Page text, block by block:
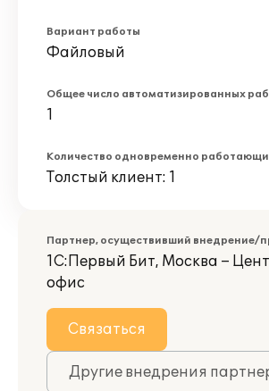
Вариант работы
Файловый
Общее число автоматизированных
1
Количество одновременно
Толстый клиент: 1
Партнер, осуществивший внедрение/
1С:Первый Бит, Москва –
офис
Связаться
Другие внедрения